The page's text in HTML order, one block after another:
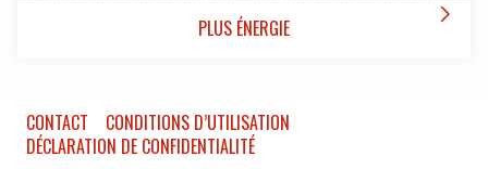
PLUS ÉNERGIE 
CONTACT
CONDITIONS D’UTILISATION
DÉCLARATION DE CONFIDENTIALITÉ